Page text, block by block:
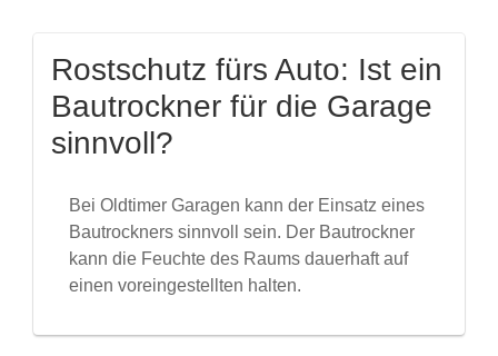
Rostschutz fürs Auto: Ist ein
Bautrockner für die Garage
sinnvoll?
Bei Oldtimer Garagen kann der Einsatz eines
Bautrockners sinnvoll sein. Der Bautrockner
kann die Feuchte des Raums dauerhaft auf
einen voreingestellten halten.